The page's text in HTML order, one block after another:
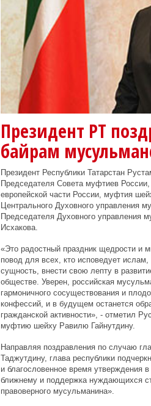
Президент РТ
байрам
Президент Республики Татарстан
Председателя Совета муфтиев
европейской части России, муфтия
Центрального Духовного управления
Председателя Духовного управления
Исхакова.
«Это радостный праздник щедрости и
повод для всех, кто исповедует
сущность, внести свою лепту в
обществе. Уверен, российская
гармоничного сосуществования и
конфессий, и в будущем останется
гражданской активности», - отметил
муфтию шейху Равилю Гайнутдину.
Направляя поздравления по случаю
Таджутдину, глава республики
и благословенное время утверждения
ближнему и поддержка нуждающихся
правоверного мусульманина».